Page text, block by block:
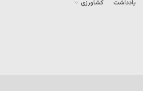
یادداشت
کشاورزی